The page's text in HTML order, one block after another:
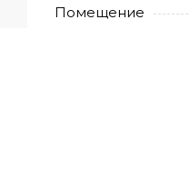
Помещение